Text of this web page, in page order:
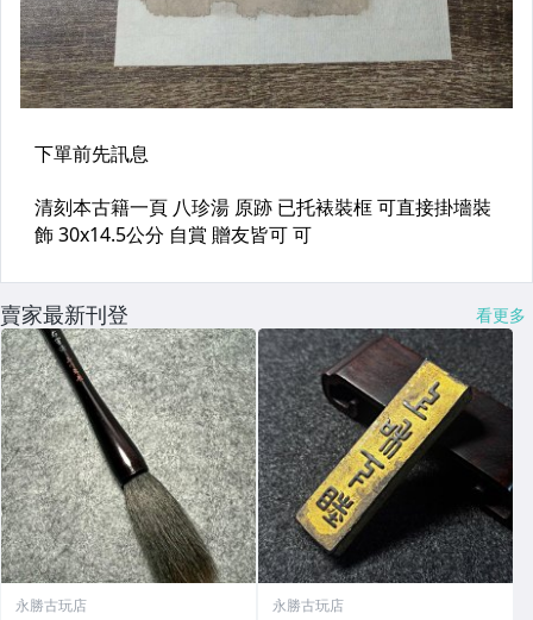
賣家最新刊登 看更多
永勝古玩店 永勝古玩店